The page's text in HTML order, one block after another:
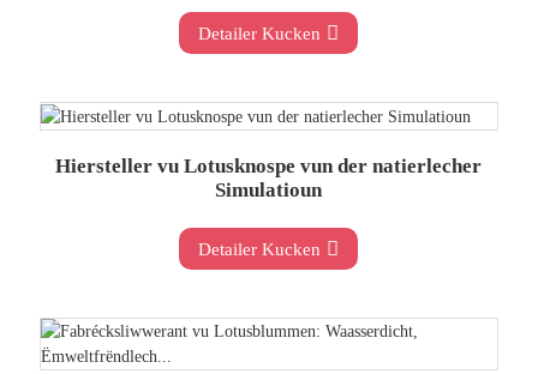
Detailer Kucken
Hiersteller vu Lotusknospe vun der natierlecher
Simulatioun
Detailer Kucken